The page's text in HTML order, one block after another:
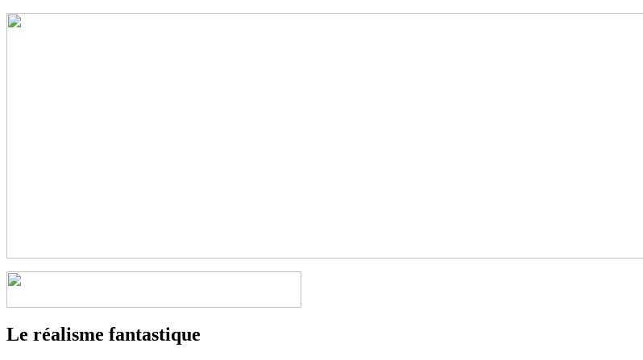
Le réalisme fantastique